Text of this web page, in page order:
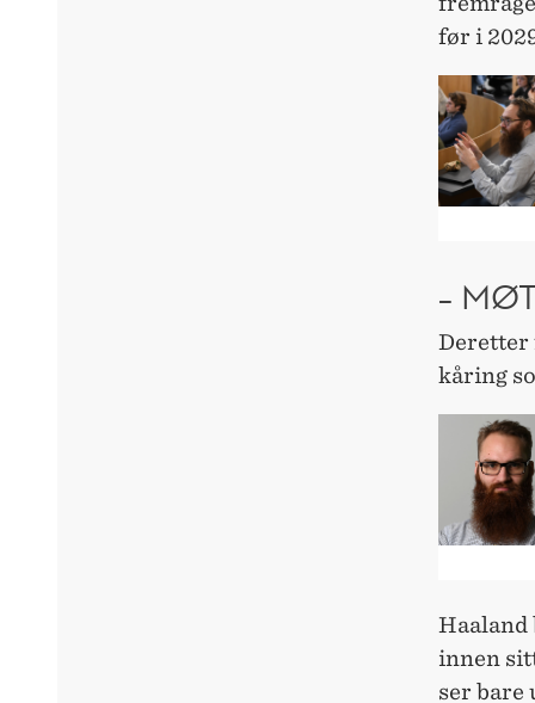
før i
–
Deretter
kåring
Haaland
innen
ser bare